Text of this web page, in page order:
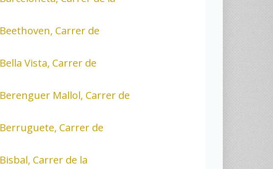
Beethoven, Carrer de
Bella Vista, Carrer de
Berenguer Mallol, Carrer de
Berruguete, Carrer de
Bisbal, Carrer de la